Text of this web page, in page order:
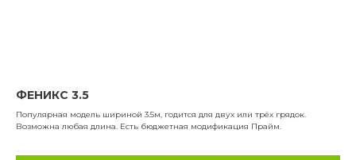
ФЕНИКС 3.5
Популярная модель шириной 3.5м, годится для двух или трёх грядок.
Возможна любая длина. Есть бюджетная модификация Прайм.